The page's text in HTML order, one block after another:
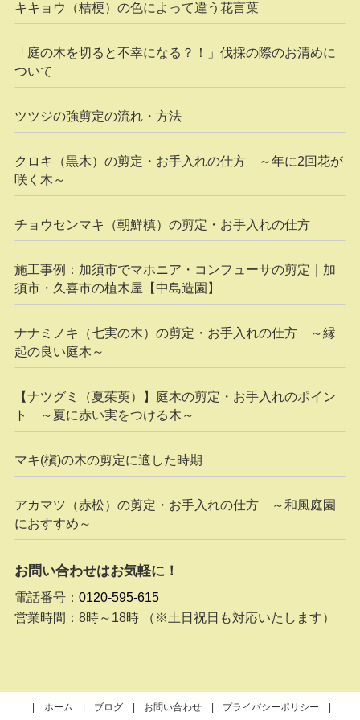
キキョウ（桔梗）の色によって違う花言葉
「庭の木を切ると不幸になる？！」伐採の際のお清めに
ついて
ツツジの強剪定の流れ・方法
クロキ（黒木）の剪定・お手入れの仕方 ～年に2回花が
咲く木～
チョウセンマキ（朝鮮槙）の剪定・お手入れの仕方
施工事例：加須市でマホニア・コンフューサの剪定｜加
須市・久喜市の植木屋【中島造園】
ナナミノキ（七実の木）の剪定・お手入れの仕方 ～縁
起の良い庭木～
【ナツグミ（夏茱萸）】庭木の剪定・お手入れのポイン
ト ～夏に赤い実をつける木～
マキ(槇)の木の剪定に適した時期
アカマツ（赤松）の剪定・お手入れの仕方 ～和風庭園
におすすめ～
お問い合わせはお気軽に！
電話番号： 0120-595-615
営業時間：8時～18時 （※土日祝日も対応いたします）
ホーム ブログ お問い合わせ プライバシーポリシー